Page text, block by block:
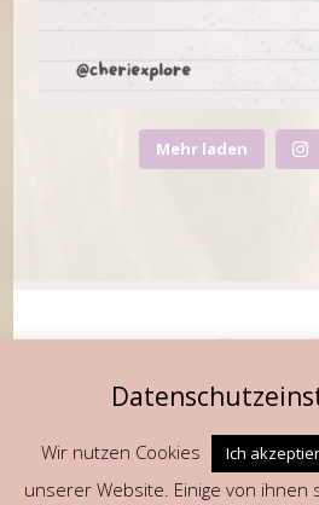
Mehr laden
Fragen oder Anregungen?
Wir nutzen Cookies Ich
unserer Website. Einige von ihnen